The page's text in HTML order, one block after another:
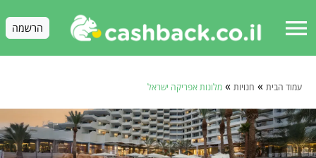
menu הרשמה
עמוד הבית » חנויות » מלונות אפריקה ישראל‎